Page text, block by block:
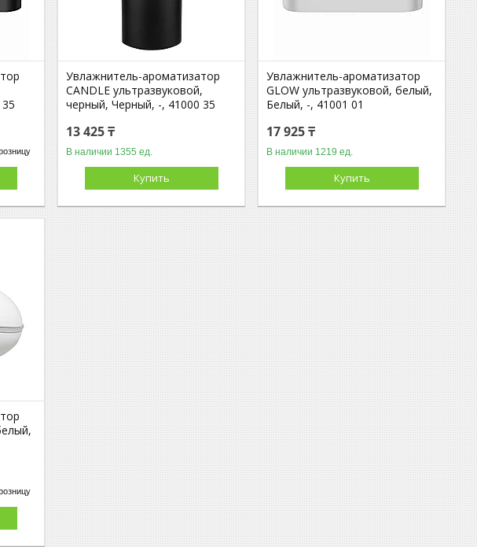
Увлажнитель-ароматизатор
CANDLE ультразвуковой,
черный, Черный, -, 41000 35
13 425 ₸
В наличии 1355 ед.
Купить
Увлажнитель-ароматизатор
GLOW ультразвуковой, белый,
Белый, -, 41001 01
17 925 ₸
В наличии 1219 ед.
Купить